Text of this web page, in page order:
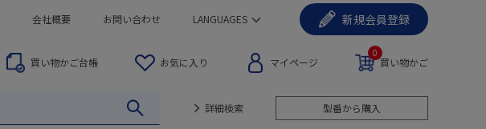
会社概要 お問い合わせ LANGUAGES 新規会員登録
買い物かご台帳 お気に入り マイページ 買い物かご
0
詳細検索 型番から購入